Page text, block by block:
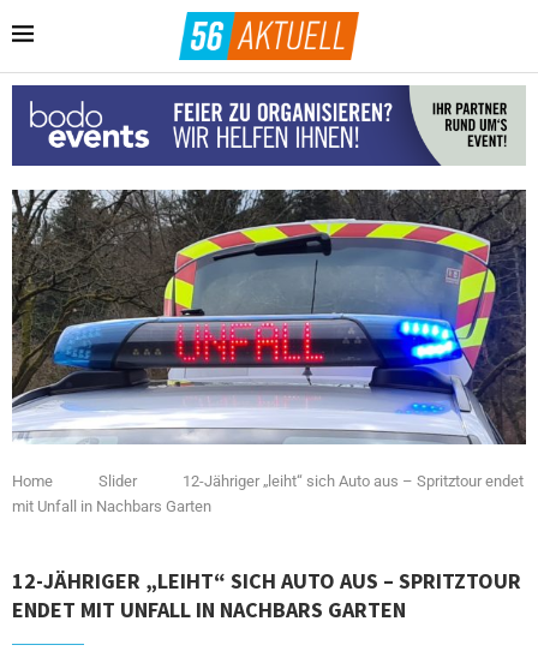
Home Slider
12-Jähriger „leiht“ sich Auto aus – Spritztour endet
mit Unfall in Nachbars Garten
12-JÄHRIGER „LEIHT“ SICH AUTO AUS – SPRITZTOUR
ENDET MIT UNFALL IN NACHBARS GARTEN